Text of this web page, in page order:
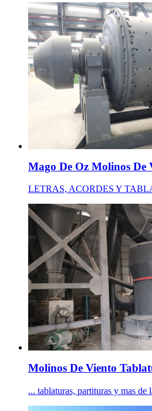
Mago De Oz Molinos
LETRAS, ACORDES Y
Molinos De Viento
... tablaturas, partituras y mas